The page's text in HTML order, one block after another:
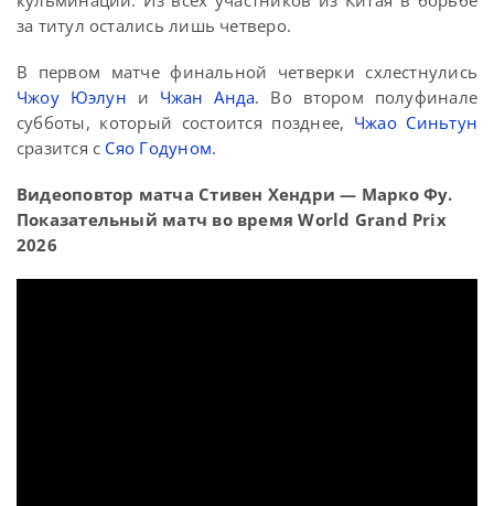
за титул остались лишь четверо.
В первом матче финальной четверки схлестнулись
Чжоу Юэлун и Чжан Анда. Во втором полуфинале
субботы, который состоится позднее, Чжао Синьтун
сразится с Сяо Годуном.
Видеоповтор матча Стивен Хендри — Марко Фу.
Показательный матч во время World Grand Prix
2026